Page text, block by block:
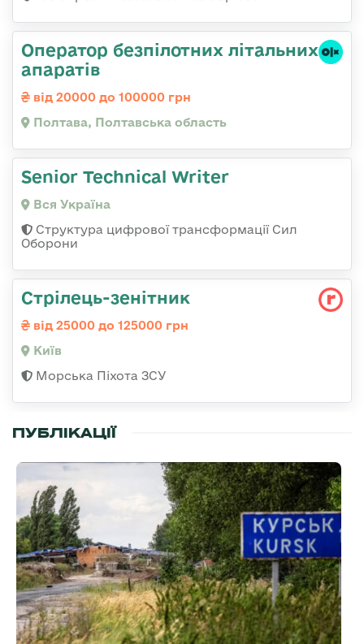
Оператор безпілотних літальних
апаратів
від 20000 до 100000 грн
Полтава, Полтавська область
Senior Technical Writer
Вся Україна
Структура цифрової трансформації Сил
Оборони
Стpілець-зенітник
від 25000 до 125000 грн
Київ
Морська Піхота ЗСУ
ПУБЛІКАЦІЇ